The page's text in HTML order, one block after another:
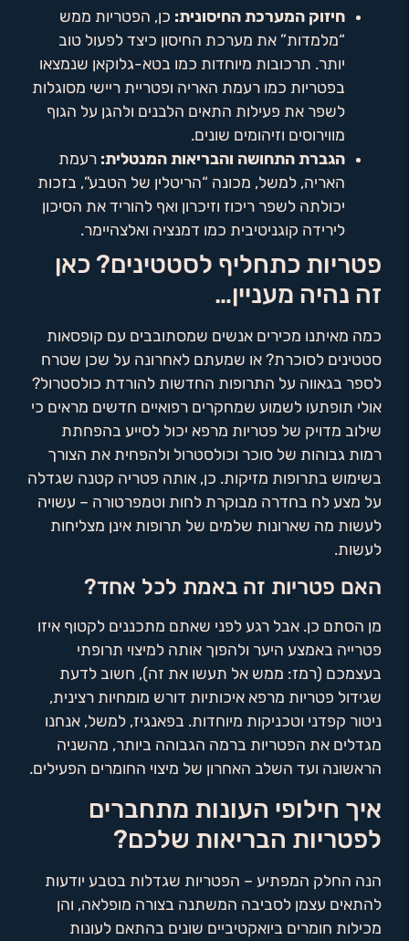
חיזוק המערכת החיסונית: כן, הפטריות ממש
“מלמדות” את מערכת החיסון כיצד לפעול טוב
יותר. תרכובות מיוחדות כמו בטא-גלוקאן שנמצאו
בפטריות כמו רעמת האריה ופטריית ריישי מסוגלות
לשפר את פעילות התאים הלבנים ולהגן על הגוף
מווירוסים וזיהומים שונים.
הגברת התחושה והבריאות המנטלית: רעמת
האריה, למשל, מכונה “הריטלין של הטבע”, בזכות
יכולתה לשפר ריכוז וזיכרון ואף להוריד את הסיכון
לירידה קוגניטיבית כמו דמנציה ואלצהיימר.
פטריות כתחליף לסטטינים? כאן
זה נהיה מעניין…
כמה מאיתנו מכירים אנשים שמסתובבים עם קופסאות
סטטינים לסוכרת? או שמעתם לאחרונה על שכן שטרח
לספר בגאווה על התרופות החדשות להורדת כולסטרול?
אולי תופתעו לשמוע שמחקרים רפואיים חדשים מראים כי
שילוב מדויק של פטריות מרפא יכול לסייע בהפחתת
רמות גבוהות של סוכר וכולסטרול ולהפחית את הצורך
בשימוש בתרופות מזיקות. כן, אותה פטריה קטנה שגדלה
על מצע לח בחדרה מבוקרת לחות וטמפרטורה – עשויה
לעשות מה שארונות שלמים של תרופות אינן מצליחות
לעשות.
האם פטריות זה באמת לכל אחד?
מן הסתם כן. אבל רגע לפני שאתם מתכננים לקטוף איזו
פטרייה באמצע היער ולהפוך אותה למיצוי תרופתי
בעצמכם (רמז: ממש אל תעשו את זה), חשוב לדעת
שגידול פטריות מרפא איכותיות דורש מומחיות רצינית,
ניטור קפדני וטכניקות מיוחדות. בפאנגיז, למשל, אנחנו
מגדלים את הפטריות ברמה הגבוהה ביותר, מהשניה
הראשונה ועד השלב האחרון של מיצוי החומרים הפעילים.
איך חילופי העונות מתחברים
לפטריות הבריאות שלכם?
הנה החלק המפתיע – הפטריות שגדלות בטבע יודעות
להתאים עצמן לסביבה המשתנה בצורה מופלאה, והן
מכילות חומרים ביואקטיביים שונים בהתאם לעונות